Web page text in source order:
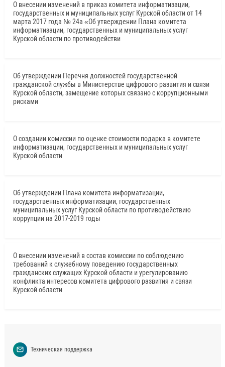
О внесении изменений в приказ комитета информатизации,
государственных и муниципальных услуг Курской области от 14
марта 2017 года № 24а «Об утверждении Плана комитета
информатизации, государственных и муниципальных услуг
Курской области по противодействи
Об утверждении Перечня должностей государственной
гражданской службы в Министерстве цифрового развития и связи
Курской области, замещение которых связано с коррупционными
рисками
О создании комиссии по оценке стоимости подарка в комитете
информатизации, государственных и муниципальных услуг
Курской области
Об утверждении Плана комитета информатизации,
государственных информатизации, государственных
муниципальных услуг Курской области по противодействию
коррупции на 2017-2019 годы
О внесении изменений в состав комиссии по соблюдению
требований к служебному поведению государственных
гражданских служащих Курской области и урегулированию
конфликта интересов комитета цифрового развития и связи
Курской области
Техническая поддержка